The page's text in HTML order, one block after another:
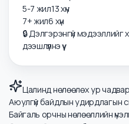
0-1 жил0хүн
1-3 жил11хүн
3-5 жил29хүн
5-7 жил13хүн
дээшлүүлнэ үү